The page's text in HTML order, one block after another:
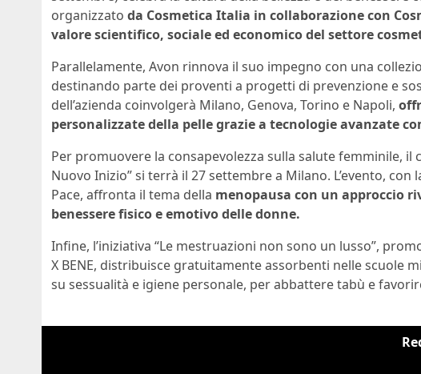
organizzato da Cosmetica Italia in collaborazione con
valore scientifico, sociale ed economico del settore
Parallelamente, Avon rinnova il suo impegno con una
destinando parte dei proventi a progetti di prevenzione e
dell’azienda coinvolgerà Milano, Genova, Torino e Napoli,
personalizzate della pelle grazie a tecnologie avanzate
Per promuovere la consapevolezza sulla salute femminile, il
Nuovo Inizio” si terrà il 27 settembre a Milano. L’evento,
Pace, affronta il tema della menopausa con un approccio
benessere fisico e emotivo delle donne.
Infine, l’iniziativa “Le mestruazioni non sono un lusso”,
X BENE, distribuisce gratuitamente assorbenti nelle scuole
su sessualità e igiene personale, per abbattere tabù e